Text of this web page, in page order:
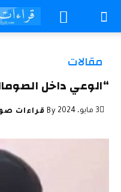
مقالات
“الوعي داخل
3 مايو، 2024 By قراءات